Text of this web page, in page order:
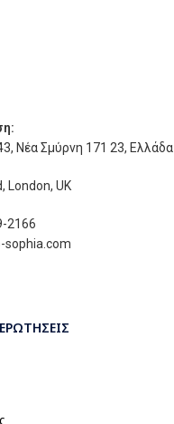
Νέα Σμύρνη 171 23, Ελλάδα
London, UK
2166
sophia.com